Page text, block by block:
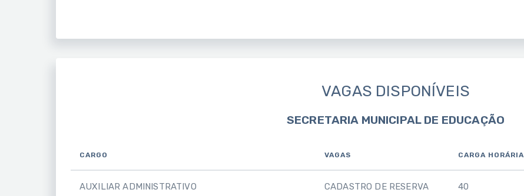
VAGAS DISPONÍVEIS
SECRETARIA MUNICIPAL DE EDUCAÇÃO
CARGO VAGAS CARGA HORÁRIA
AUXILIAR ADMINISTRATIVO CADASTRO DE RESERVA 40